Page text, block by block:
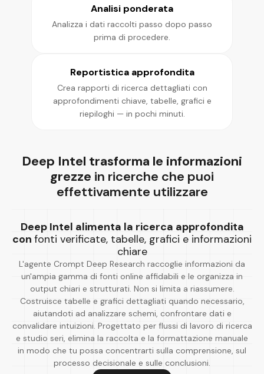
Analisi ponderata
Analizza i dati raccolti passo dopo passo
prima di procedere.
Reportistica approfondita
Crea rapporti di ricerca dettagliati con
approfondimenti chiave, tabelle, grafici e
riepiloghi — in pochi minuti.
Deep Intel trasforma le informazioni
grezze in ricerche che puoi
effettivamente utilizzare
Deep Intel alimenta la ricerca approfondita
con fonti verificate, tabelle, grafici e informazioni
chiare
L'agente Crompt Deep Research raccoglie informazioni da
un'ampia gamma di fonti online affidabili e le organizza in
output chiari e strutturati. Non si limita a riassumere.
Costruisce tabelle e grafici dettagliati quando necessario,
aiutandoti ad analizzare schemi, confrontare dati e
convalidare intuizioni. Progettato per flussi di lavoro di ricerca
e studio seri, elimina la raccolta e la formattazione manuale
in modo che tu possa concentrarti sulla comprensione, sul
processo decisionale e sulle conclusioni.